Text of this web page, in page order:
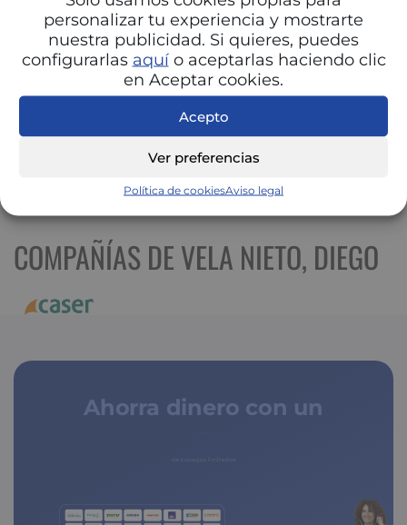
personalizar tu experiencia y mostrarte
nuestra publicidad. Si quieres, puedes
configurarlas aquío aceptarlas haciendo clic
en Aceptar cookies.
Acepto
Ver preferencias
Política de cookiesAviso legal
COMPAÑÍAS DE VELA NIETO, DIEGO
Ahorra dinero con un